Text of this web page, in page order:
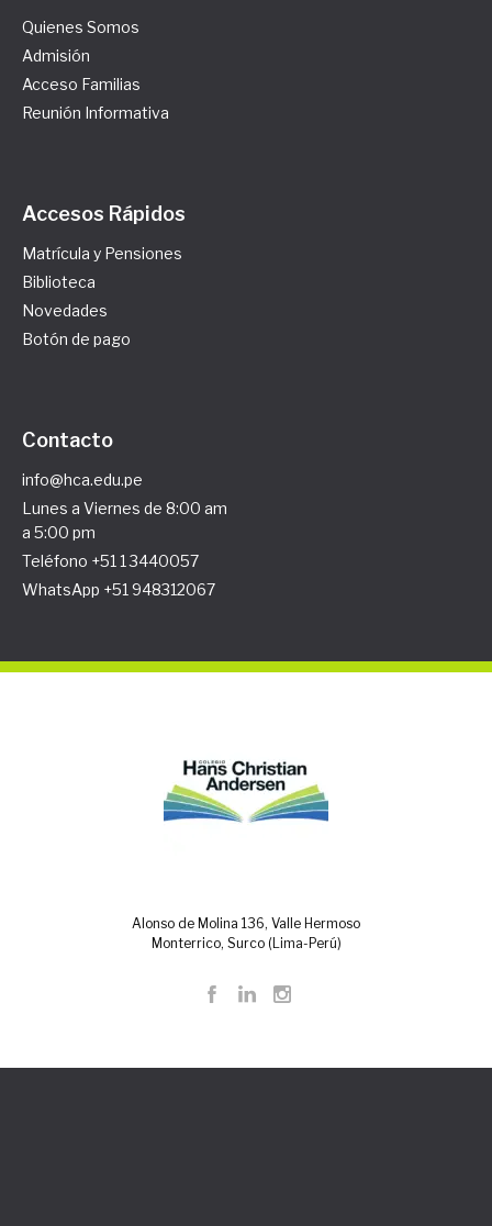
Quienes Somos
Admisión
Acceso Familias
Reunión Informativa
Accesos Rápidos
Matrícula y Pensiones
Biblioteca
Novedades
Botón de pago
Contacto
info@hca.edu.pe
Lunes a Viernes de 8:00 am
a 5:00 pm
Teléfono +51 1 3440057
WhatsApp +51 948312067
Alonso de Molina 136, Valle Hermoso
Monterrico, Surco (Lima-Perú)